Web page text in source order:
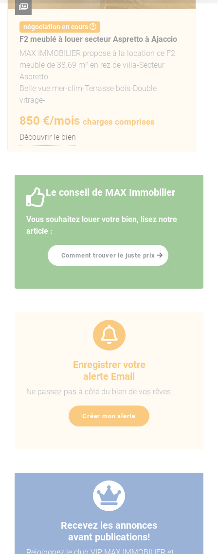
négociation en cours
F2 meublé à louer secteur Aspretto à Ajaccio
MAX IMMOBILIER propose à la location ce F2
meublé de 38.69 m² en rez de villa-Secteur
Aspretto .
Belle vue mer-clim-Terrasse bois-Double
vitrage-
850 €/mois charges comprises
Découvrir le bien
Le conseil de MAX Immobilier
Vous souhaitez louer votre bien, lisez notre
article :
Comment trouver le juste prix
.
Enregistrer votre
alerte Email
Ne passez pas à côté du bien de vos rêves.
Créer mon alerte
Recevez les annonces
avant publications!